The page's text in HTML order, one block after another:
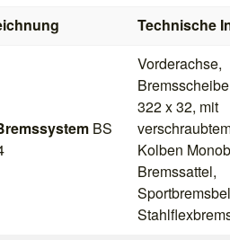
Technische
BS
Vorderachse,
322 x 32, mit
Kolben
Bremssattel,